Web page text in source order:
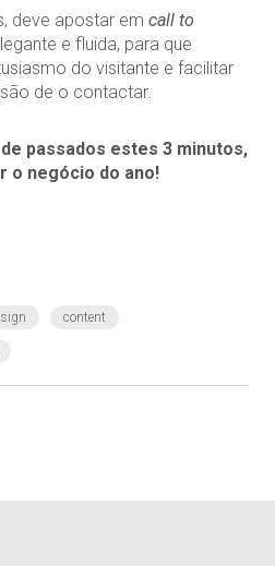
deve apostar em call to
e fluida, para que
do visitante e facilitar
de o contactar.
passados estes 3 minutos,
o negócio do ano!
content